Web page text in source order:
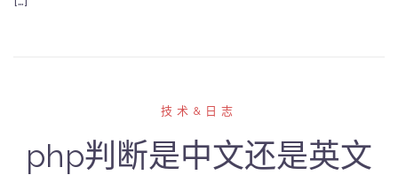
技术&日志
php判断是中文还是英文